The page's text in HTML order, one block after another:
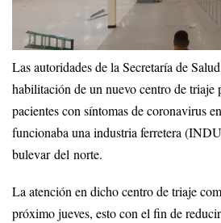
Las autoridades de la Secretaría de
habilitación de un nuevo centro de triaje
pacientes con síntomas de coronavirus
funcionaba una industria ferretera
bulevar del norte.
La atención en dicho centro de triaje
próximo jueves, esto con el fin de